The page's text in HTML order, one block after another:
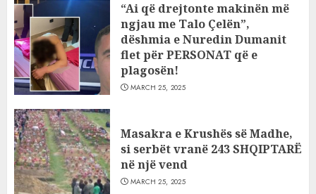
“Ai që drejtonte makinën më
ngjau me Talo Çelën”,
dëshmia e Nuredin Dumanit
flet për PERSONAT që e
plagosën!
MARCH 25, 2025
Masakra e Krushës së Madhe,
si serbët vranë 243 SHQIPTARË
në një vend
MARCH 25, 2025